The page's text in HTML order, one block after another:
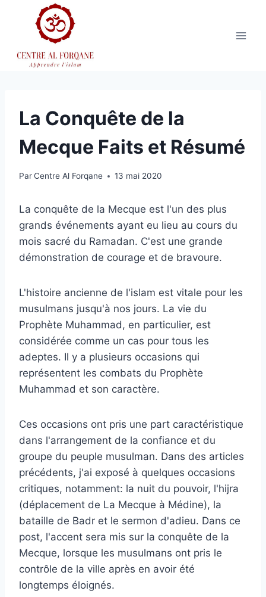
La Conquête de la
Mecque Faits et Résumé
ParCentre Al Forqane 13 mai 2020
La conquête de la Mecque est l'un des plus
grands événements ayant eu lieu au cours du
mois sacré du Ramadan. C'est une grande
démonstration de courage et de bravoure.
L'histoire ancienne de l'islam est vitale pour les
musulmans jusqu'à nos jours. La vie du
Prophète Muhammad, en particulier, est
considérée comme un cas pour tous les
adeptes. Il y a plusieurs occasions qui
représentent les combats du Prophète
Muhammad et son caractère.
Ces occasions ont pris une part caractéristique
dans l'arrangement de la confiance et du
groupe du peuple musulman. Dans des articles
précédents, j'ai exposé à quelques occasions
critiques, notamment: la nuit du pouvoir, l'hijra
(déplacement de La Mecque à Médine), la
bataille de Badr et le sermon d'adieu. Dans ce
post, l'accent sera mis sur la conquête de la
Mecque, lorsque les musulmans ont pris le
contrôle de la ville après en avoir été
longtemps éloignés.